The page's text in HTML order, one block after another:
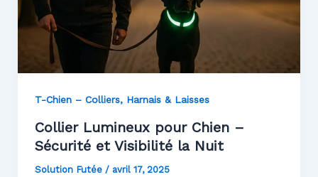
T-Chien – Colliers, Harnais & Laisses
Collier Lumineux pour Chien –
Sécurité et Visibilité la Nuit
Solution Futée / avril 17, 2025